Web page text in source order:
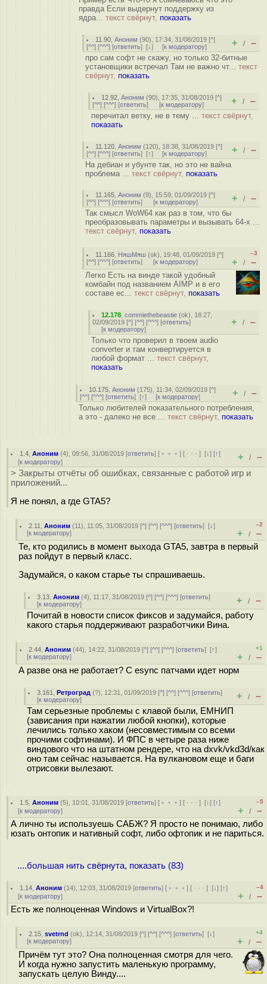
правда Если выдернут поддержку из
ядра... текст свёрнут, показать
11.90 ,Аноним (90), 17:34, 31/08/2019 [^]
[^^] [^^^] [ответить] [↓] [к модератору] + / –
про сам софт не скажу, но только 32-битные
установщики встречал Там не важно чт... текст
свёрнут, показать
12.92 ,Аноним (90), 17:35, 31/08/2019 [^]
[^^] [^^^] [ответить] [к модератору] + / –
перечитал ветку, не в тему ... текст свёрнут,
показать
11.120 ,Аноним (120), 18:38, 31/08/2019 [^]
[^^] [^^^] [ответить] [↑] [к модератору] + / –
На дебиан и убунте так, но это не вайна
проблема ... текст свёрнут, показать
11.165 ,Аноним (9), 15:59, 01/09/2019 [^]
[^^] [^^^] [ответить] [к модератору] + / –
Так смысл WoW64 как раз в том, что бы
преобразовывать параметры и вызывать 64-х ...
текст свёрнут, показать
11.166 НяшМяш (ok), 19:48, 01/09/2019 [^]
[^^] [^^^] [ответить] [к модератору]
–3
+ / –
Легко Есть на винде такой удобный
комбайн под названием AIMP и в его
составе ес... текст свёрнут, показать
12.178 ,commiethebeastie (ok), 18:27,
02/09/2019 [^] [^^] [^^^] [ответить]
[к модератору]
+ / –
Только что проверил в твоем audio
converter и там конвертируется в
любой формат ... текст свёрнут,
показать
10.175 ,Аноним (175), 11:34, 02/09/2019 [^]
[^^] [^^^] [ответить] [↑] [к модератору] + / –
Только любителей показательного потребления,
а это - далеко не все ... текст свёрнут, показать
1.4 ,Аноним (4), 09:56, 31/08/2019 [ответить] [ ﹢﹢﹢] [ · · ·][↓] [↑]
[к модератору] + / –
> Закрыты отчёты об ошибках, связанные с работой игр и
приложений...
Я не понял, а где GTA5?
2.11 ,Аноним (11), 11:05, 31/08/2019 [^] [^^] [^^^] [ответить][↓]
[к модератору]
–2
+ / –
Те, кто родились в момент выхода GTA5, завтра в первый
раз пойдут в первый класс.
Задумайся, о каком старье ты спрашиваешь.
3.13 ,Аноним (4), 11:17, 31/08/2019 [^] [^^] [^^^] [ответить]
[к модератору] + / –
Почитай в новости список фиксов и задумайся, работу
какого старья поддерживают разработчики Вина.
2.44 ,Аноним (44), 14:22, 31/08/2019 [^] [^^] [^^^] [ответить][↑]
[к модератору]
+1
+ / –
А разве она не работает? С esync патчами идет норм
3.161 ,Ретроград (?), 12:31, 01/09/2019 [^] [^^] [^^^] [ответить]
[к модератору] + / –
Там серьезные проблемы с клавой были, ЕМНИП
(зависания при нажатии любой кнопки), которые
лечились только хаком (несовместимым со всеми
прочими софтинами). И ФПС в четыре раза ниже
виндового что на штатном рендере, что на dxvk/vkd3d/как
оно там сейчас называется. На вулкановом еще и баги
отрисовки вылезают.
1.5 ,Аноним (5), 10:01, 31/08/2019 [ответить] [ ﹢﹢﹢] [ · · ·][↓] [↑]
[к модератору]
–5
+ / –
А лично ты используешь САБЖ? Я просто не понимаю, либо
юзать онтопик и нативный софт, либо офтопик и не париться.
....большая нить свёрнута, показать (83)
1.14 ,Аноним (14), 12:03, 31/08/2019 [ответить] [ ﹢﹢﹢] [ · · ·][↓] [↑]
[к модератору]
–4
+ / –
Есть же полноценная Windows и VirtualBox?!
2.15 ,svetrnd (ok), 12:14, 31/08/2019 [^] [^^] [^^^] [ответить][↓]
[к модератору]
+4
+ / –
Причём тут это? Она полноценная смотря для чего.
И когда нужно запустить маленькую программу,
запускать целую Винду....